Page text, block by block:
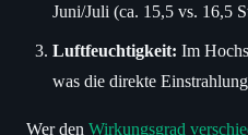
Juni/Juli (ca. 15,5 vs. 16,5
Luftfeuchtigkeit: Im
was die direkte
Wer den Wirkungsgrad